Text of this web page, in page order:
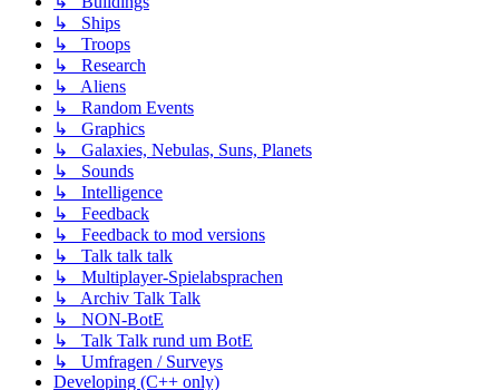
↳ Ships
↳ Troops
↳ Research
↳ Aliens
↳ Random Events
↳ Graphics
↳ Galaxies, Nebulas, Suns, Planets
↳ Sounds
↳ Intelligence
↳ Feedback
↳ Feedback to mod versions
↳ Talk talk talk
↳ Multiplayer-Spielabsprachen
↳ Archiv Talk Talk
↳ NON-BotE
↳ Talk Talk rund um BotE
↳ Umfragen / Surveys
Developing (C++ only)